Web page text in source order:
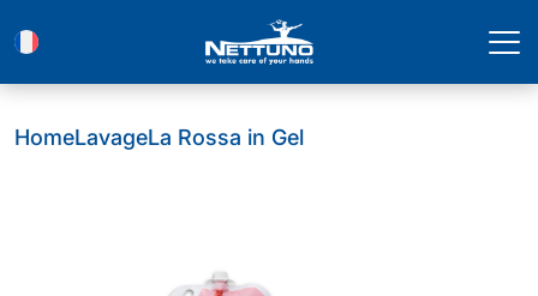
HomeLavageLa Rossa in Gel